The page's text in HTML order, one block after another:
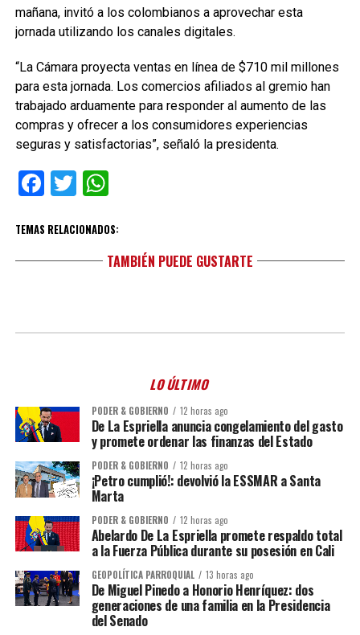
mañana, invitó a los colombianos a aprovechar esta
jornada utilizando los canales digitales.
“La Cámara proyecta ventas en línea de $710 mil millones
para esta jornada. Los comercios afiliados al gremio han
trabajado arduamente para responder al aumento de las
compras y ofrecer a los consumidores experiencias
seguras y satisfactorias”, señaló la presidenta.
Facebook
TwitterWhatsApp
TEMAS RELACIONADOS:
TAMBIÉN PUEDE GUSTARTE
LO ÚLTIMO
PODER & GOBIERNO 12 horas ago
De La Espriella anuncia congelamiento del gasto
y promete ordenar las finanzas del Estado
PODER & GOBIERNO 12 horas ago
¡Petro cumplió!: devolvió la ESSMAR a Santa
Marta
PODER & GOBIERNO 12 horas ago
Abelardo De La Espriella promete respaldo total
a la Fuerza Pública durante su posesión en Cali
GEOPOLÍTICA PARROQUIAL 13 horas ago
De Miguel Pinedo a Honorio Henríquez: dos
generaciones de una familia en la Presidencia
del Senado